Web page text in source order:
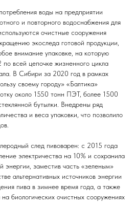
воды на предприятии
и повторного водоснабжения для
очистные сооружения
экоследа готовой продукции,
внимание упаковке, на которую
всей цепочке жизненного цикла
В Сибири за 2020 год в рамках
своему городу» «Балтика»
около 1550 тонн ПЭТ, более 1500
бутылки. Внедрены ряд
и веса упаковки, что позволило
след пивоварен: с 2015 года
электричества на 10% и сохранила
энергии, заместив часть «зеленым»
альтернативных источников энергии
пива в зимнее время года, а также
биологических очистных сооружениях